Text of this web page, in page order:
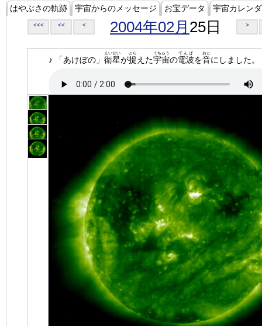
はやぶさの軌跡 宇宙からのメッセージ お宝データ 宇宙カレン
<<< << < 2004年02月 25日 >
♪ 「あけぼの」 衛星
えいせい
が捉
とら
えた宇宙
うちゅう
の電波
でんぱ
を音
おと
にしました。